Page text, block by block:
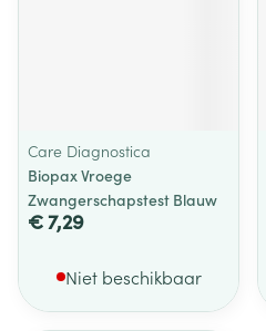
Care Diagnostica
Biopax Vroege
Zwangerschapstest Blauw
€ 7,29
Niet beschikbaar